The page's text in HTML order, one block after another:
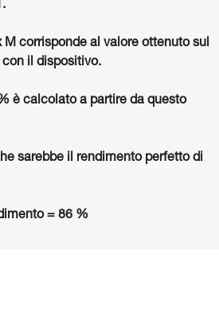
corrisponde al valore ottenuto sul
il dispositivo.
è calcolato a partire da questo
sarebbe il rendimento perfetto di
= 86 %